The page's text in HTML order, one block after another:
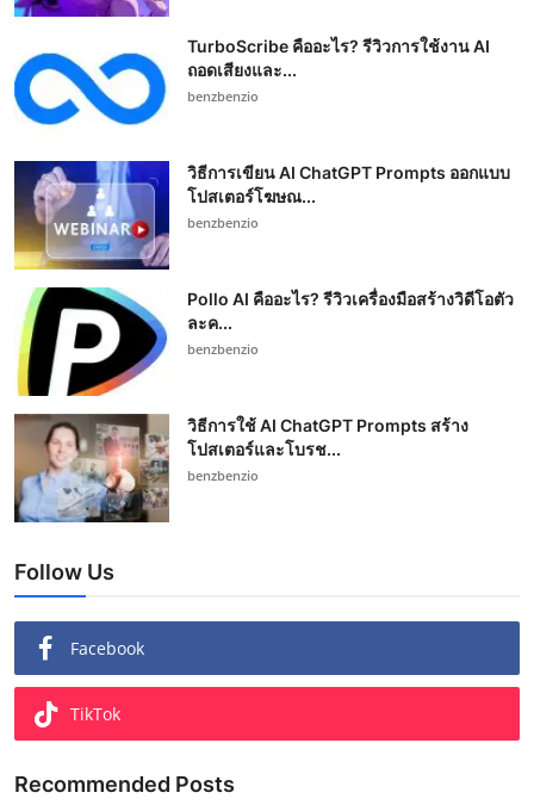
TurboScribe คืออะไร? รีวิวการใช้งาน AI
ถอดเสียงและ...
benzbenzio
วิธีการเขียน AI ChatGPT Prompts ออกแบบ
โปสเตอร์โฆษณ...
benzbenzio
Pollo AI คืออะไร? รีวิวเครื่องมือสร้างวิดีโอตัว
ละค...
benzbenzio
วิธีการใช้ AI ChatGPT Prompts สร้าง
โปสเตอร์และโบรช...
benzbenzio
Follow Us
Facebook
TikTok
Recommended Posts